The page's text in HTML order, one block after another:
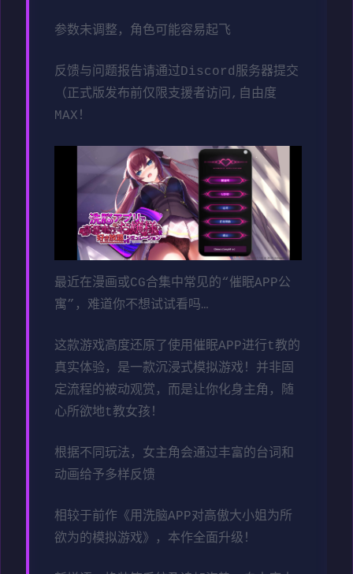
参数未调整，角色可能容易起飞
反馈与问题报告请通过Discord服务器提交
（正式版发布前仅限支援者访问,自由度
MAX！
最近在漫画或CG合集中常见的“催眠APP公
寓”，难道你不想试试看吗…
这款游戏高度还原了使用催眠APP进行t教的
真实体验，是一款沉浸式模拟游戏！并非固
定流程的被动观赏，而是让你化身主角，随
心所欲地t教女孩！
根据不同玩法，女主角会通过丰富的台词和
动画给予多样反馈
相较于前作《用洗脑APP对高傲大小姐为所
欲为的模拟游戏》，本作全面升级！